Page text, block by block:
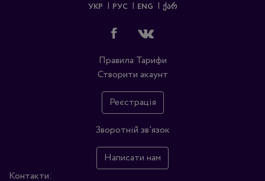
УКР РУС ENG ᲥᲐᲠ
Правила Тарифи
Створити акаунт
Реєстрація
Зворотній зв'язок
Написати нам
Контакти: